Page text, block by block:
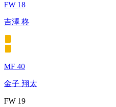
FW 18
吉澤 柊
MF 40
金子 翔太
FW 19